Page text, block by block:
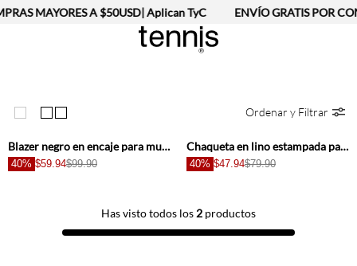
MAYORES A $50USD| Aplican TyC ENVÍO GRATIS POR
Ordenar y Filtrar
Blazer negro en encaje para mujer
40% $59.94$99.90
Chaqueta en lino estampada para mujer
40% $47.94$79.90
+
Has visto todos los 2 productos